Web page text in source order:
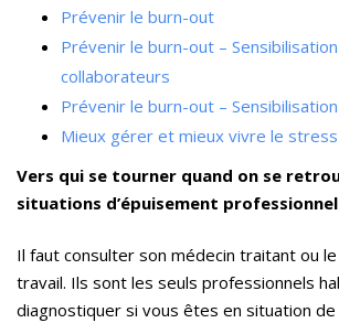
Prévenir le burn-out
Prévenir le burn-out –
collaborateurs
Prévenir le burn-out –
Mieux gérer et mieux vivre le
Vers qui se tourner quand on se
situations d’épuisement professionnel
Il faut consulter son médecin traitant ou
travail. Ils sont les seuls professionnels
diagnostiquer si vous êtes en situation